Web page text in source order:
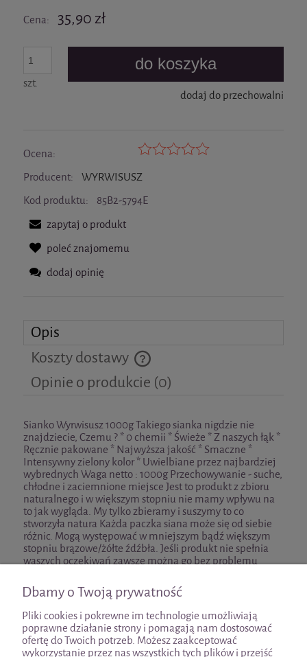
Cena:
35,90 zł
szt.
do koszyka
dodaj do przechowalni
Ocena:
Producent:
WYRWISUSZ
Kod produktu:
85B2-5794E
zapytaj o produkt
poleć znajomemu
dodaj opinię
Opis
Koszty dostawy
Cena nie zawiera ewentualnych kosztów płatności
Opinie o produkcie (0)
Sianko Wyrwisusz 1000g Takiego sianka nigdzie nie
znajdziecie, Czemu ? * 0 chemii * Świeże * Z naszych łąk *
Ręcznie pakowane * Najwyższa jakość * Smaczne *
Intensywny zielony kolor * Uwielbiane przez najbardziej
wybrednych Waga netto : 1000g Przechowywanie - suche,
chłodne i zaciemnione miejsce Jest to produkt z zbioru
naturalnego i w większym stopniu nie mamy wpływu na
to jak wygląda. My tylko zbieramy i suszymy to co
stworzyła natura Każda paczka siana może się od siebie
różnic. Mogą występować w mniejszym bądź większym
stopniu brązowe/żółte źdźbła. Jeśli produkt nie spełnia
waszych oczekiwań zawsze można go bez problemu
Dbamy o Twoją prywatność
Pliki cookies i pokrewne im technologie umożliwiają
poprawne działanie strony i pomagają nam dostosować
ofertę do Twoich potrzeb. Możesz zaakceptować
wykorzystanie przez nas wszystkich tych plików i przejść